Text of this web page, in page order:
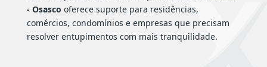
- Osasco oferece suporte para residências,
comércios, condomínios e empresas que precisam
resolver entupimentos com mais tranquilidade.